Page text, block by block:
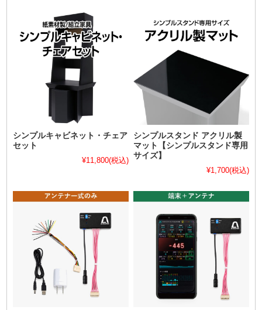
シンプルキャビネット・チェア
セット
¥11,800(税込)
シンプルスタンド アクリル製
マット【シンプルスタンド専用
サイズ】
¥1,700(税込)